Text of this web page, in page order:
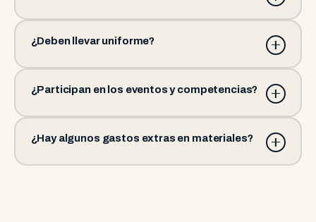
¿Deben llevar uniforme?
¿Participan en los eventos y competencias?
¿Hay algunos gastos extras en materiales?